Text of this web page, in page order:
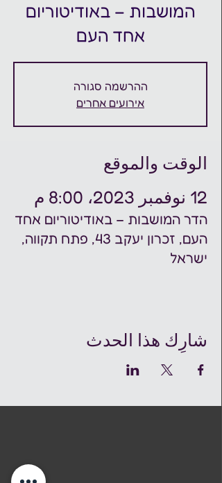
המושבות – באודיטוריום
אחד העם
ההרשמה סגורה
אירועים אחרים
الوقت والموقع
12 نوفمبر 2023، 8:00 م
הדר המושבות – באודיטוריום אחד
העם, זכרון יעקב 43, פתח תקווה,
ישראל
شارِك هذا الحدث